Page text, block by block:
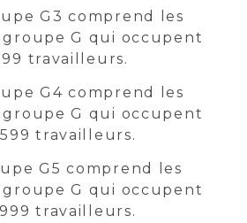
G3 comprend les
G qui occupent
travailleurs.
G4 comprend les
G qui occupent
travailleurs.
G5 comprend les
G qui occupent
travailleurs.